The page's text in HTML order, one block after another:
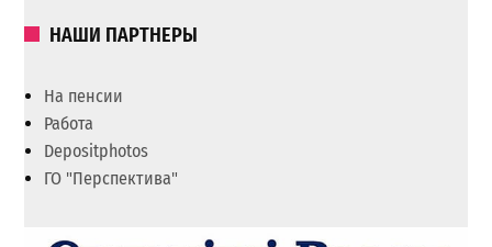
НАШИ ПАРТНЕРЫ
На пенсии
Работа
Depositphotos
ГО "Перспектива"